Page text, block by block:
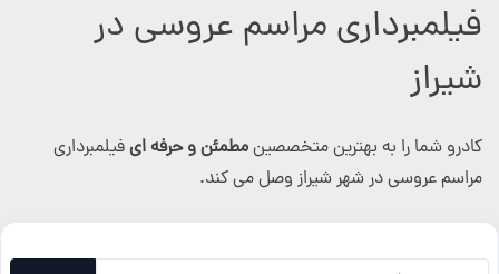
فیلمبرداری مراسم عروسی در
شیراز
کادرو شما را به بهترین متخصصینمطمئن و حرفه ایفیلمبرداری
مراسم عروسی در شهر شیراز وصل می کند.